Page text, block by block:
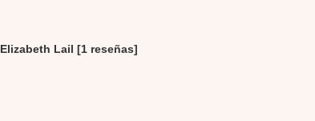
Elizabeth Lail [1 reseñas]